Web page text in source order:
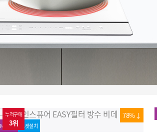
누적구매
3위
78%↓
MD추천 로켓설치